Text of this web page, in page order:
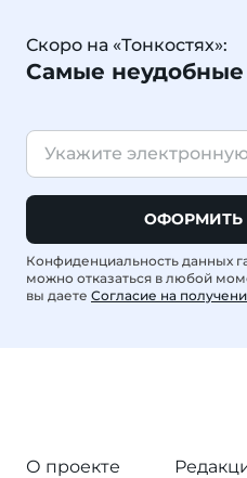
Скоро на «Тонкостях»:
Самые неудобные
ОФОРМИТЬ
Конфиденциальность данных
можно отказаться в любой
вы даете Согласие на
О проекте